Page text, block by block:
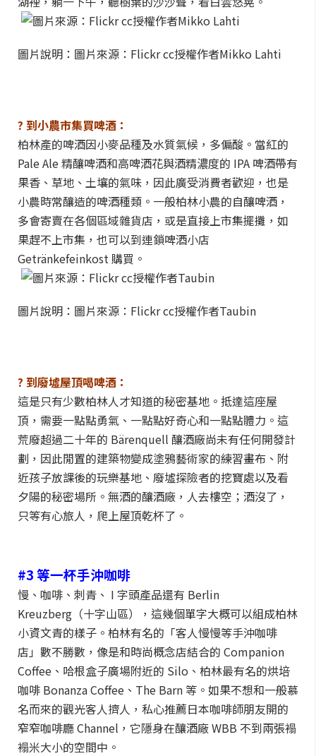
圖片說明：圖片來源：Flickr cc授權作者Mikko Lahti
? 到小農市集買啤酒：
柏林產的啤酒因小麥品種及水質氣候，多偏酸。當紅的
Pale Ale 精釀啤酒和高啤酒花與酒精濃度的 IPA 啤酒帶有
果香、草地、土壤的氣味，因此廣受消費者歡迎，也是
小農時常釀造的啤酒種類。一般柏林小農的自釀啤酒，
多會寄賣在各個區域雜貨店，或是直接上市集擺攤，如
果趕不上市集，也可以到連鎖啤酒小店
Getränkefeinkost 購買。
圖片說明：圖片來源：Flickr cc授權作者Taubin
? 到廢墟屋頂喝啤酒：
這是只有少數柏林人才知道的秘密基地。抵達這座屋
頂，需要一點點勇氣、一點點好奇心和一點點體力。這
荒廢超過二十年的 Bärenquell 釀酒廠尚未有任何開發計
劃，因此閒置的建築物變成塗鴉藝術家的練習畫布、附
近孩子放課後的玩樂基地、廢墟探險者的挖寶處以及看
夕陽的秘密場所。無酒的釀酒廠，人去樓空；酒沒了，
只等有心旅人，爬上屋頂乾杯了。
#3 等一杯手沖咖啡
慢、咖啡、刺青、 I 字頭產品還有 Berlin
Kreuzberg（十字山區），這幾個單字大概可以組成柏林
小資文青的樣子。柏林有名的「客人慢慢等手沖咖啡
店」數不勝數，像是和時尚概念店結合的 Companion
Coffee、哈根盒子廣場附近的 Silo、柏林最有名的烘培
咖啡 Bonanza Coffee、The Barn 等。如果不想和一般慕
名而來的觀光客人擠人，私心推薦日本咖啡師朋友開的
窄窄咖啡廳 Channel，它隱身在釀酒廠 WBB 不到兩張褟
褟米大小的空間中。